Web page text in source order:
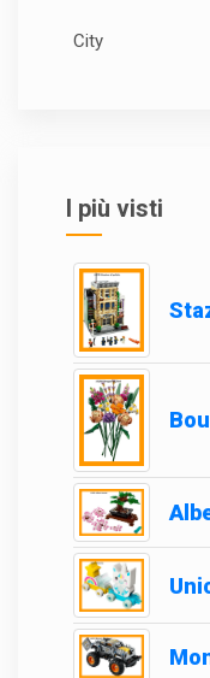
City
I più visti